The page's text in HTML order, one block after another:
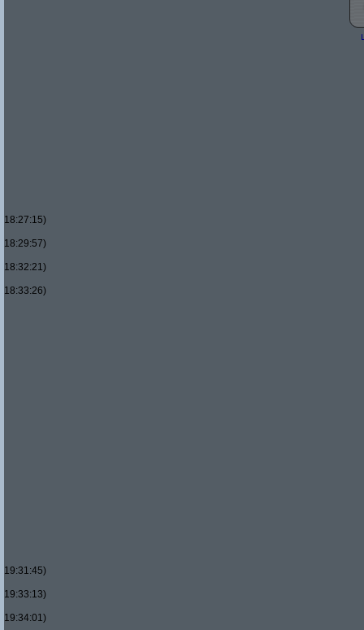
18:27:15)
18:29:57)
18:32:21)
18:33:26)
19:31:45)
19:33:13)
19:34:01)